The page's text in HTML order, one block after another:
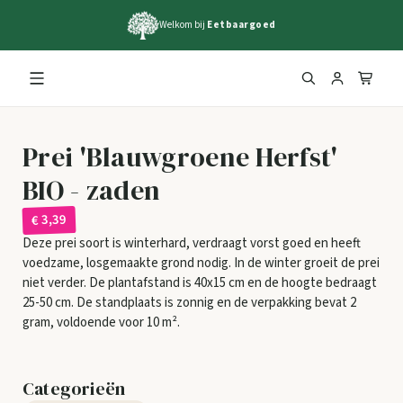
Welkom bij Eetbaargoed
Prei 'Blauwgroene Herfst'
BIO - zaden
€ 3,39
Deze prei soort is winterhard, verdraagt vorst goed en heeft
voedzame, losgemaakte grond nodig. In de winter groeit de prei
niet verder. De plantafstand is 40x15 cm en de hoogte bedraagt
25-50 cm. De standplaats is zonnig en de verpakking bevat 2
gram, voldoende voor 10 m².
Categorieën